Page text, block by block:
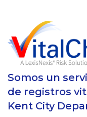
Somos un
de registros
Kent City